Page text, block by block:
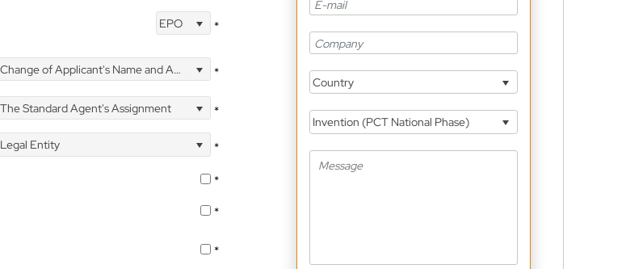
EPO *
Change of Applicant's Name and Address *
The Standard Agent's Assignment
*
Legal Entity
*
*
*
*
Country
Invention (PCT National Phase)